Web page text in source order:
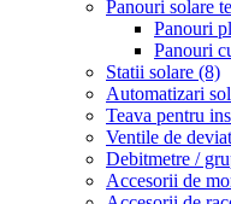
Panouri solare
Panouri
Panouri
Statii solare (8)
Automatizari
Teava pentru
Ventile de
Debitmetre /
Accesorii de